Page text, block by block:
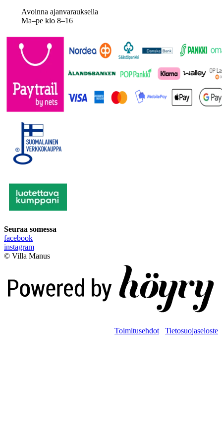
Avoinna ajanvarauksella
Ma–pe klo 8–16
Seuraa somessa
facebook
instagram
© Villa Manus
Toimitusehdot Tietosuojaseloste